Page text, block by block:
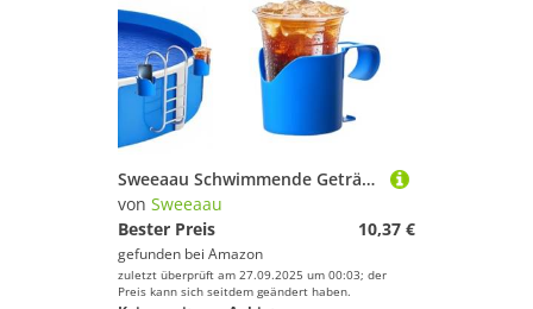
Sweeaau Schwimmende Getränkebehälter, schlagfest, Poolhalter für Whirlpools im Freien, 4 Stück
von Sweeaau
Bester Preis
10,37 €
gefunden bei Amazon
zuletzt überprüft am 27.09.2025 um 00:03; der
Preis kann sich seitdem geändert haben.